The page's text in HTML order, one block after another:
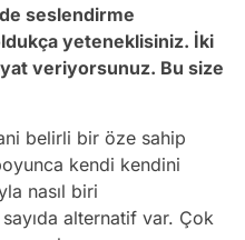
seslendirme
yeteneklisiniz. İki
veriyorsunuz. Bu size
belirli bir öze sahip
kendi kendini
nasıl biri
alternatif var. Çok